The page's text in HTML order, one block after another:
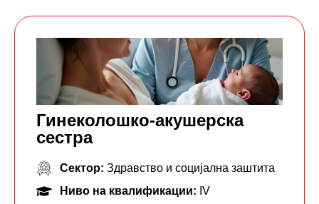
Гинеколошко-акушерска
сестра
Сектор: Здравство и социјална заштита
Ниво на квалификации: IV